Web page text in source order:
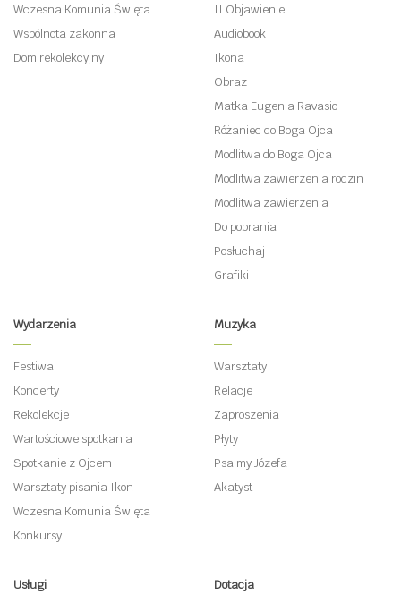
Wczesna Komunia Święta
Wspólnota zakonna
Dom rekolekcyjny
II Objawienie
Audiobook
Ikona
Obraz
Matka Eugenia Ravasio
Różaniec do Boga Ojca
Modlitwa do Boga Ojca
Modlitwa zawierzenia rodzin
Modlitwa zawierzenia
Do pobrania
Posłuchaj
Grafiki
Wydarzenia
Festiwal
Koncerty
Rekolekcje
Wartościowe spotkania
Spotkanie z Ojcem
Warsztaty pisania Ikon
Wczesna Komunia Święta
Konkursy
Muzyka
Warsztaty
Relacje
Zaproszenia
Płyty
Psalmy Józefa
Akatyst
Usługi Dotacja